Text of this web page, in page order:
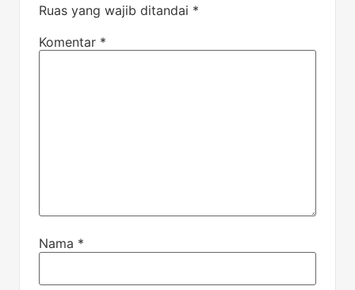
Ruas yang wajib ditandai *
Komentar *
Nama *